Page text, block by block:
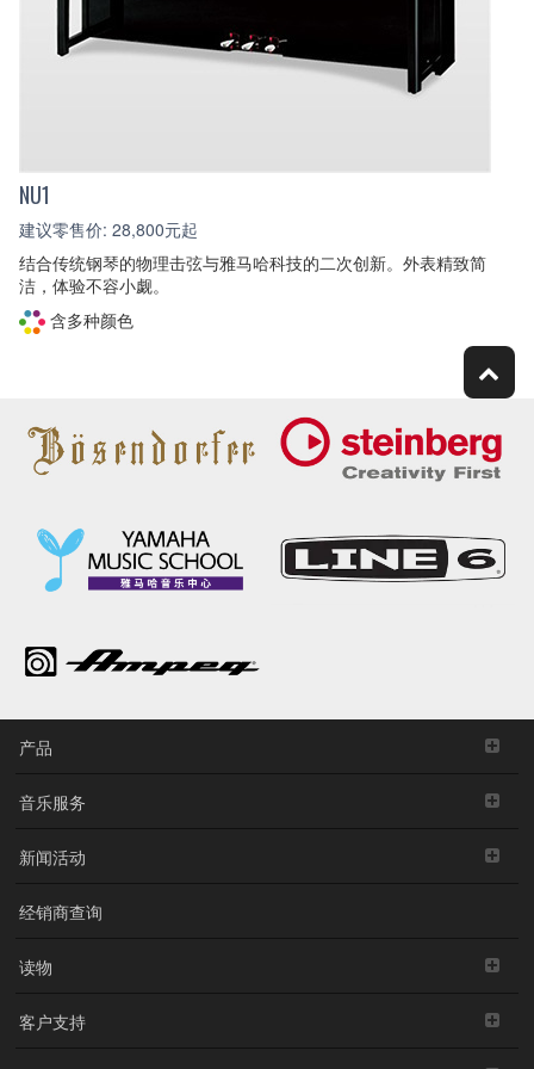
NU1
建议零售价: 28,800元起
结合传统钢琴的物理击弦与雅马哈科技的二次创新。外表精致简
洁，体验不容小觑。
含多种颜色
产品
音乐服务
新闻活动
经销商查询
读物
客户支持